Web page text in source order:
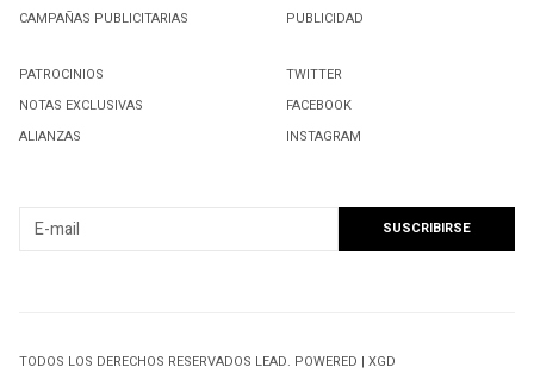
CAMPAÑAS PUBLICITARIAS
PUBLICIDAD
PATROCINIOS
NOTAS EXCLUSIVAS
ALIANZAS
TWITTER
FACEBOOK
INSTAGRAM
TODOS LOS DERECHOS RESERVADOS LEAD. POWERED | XGD